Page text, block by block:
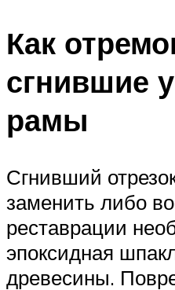
Как
сгнившие
рамы
Сгнивший
заменить либо
реставрации
эпоксидная
древесины.